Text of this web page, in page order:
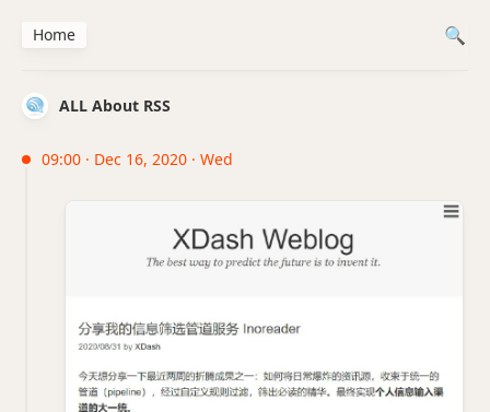
ALL About RSS
09:00 · Dec 16, 2020 · Wed
Home